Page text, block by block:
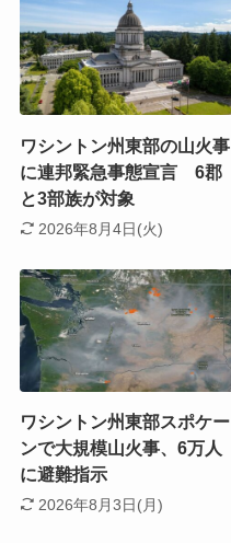
ワシントン州東部の山火事
に連邦緊急事態宣言 6郡
と3部族が対象
2026年8月4日(火)
ワシントン州東部スポケー
ンで大規模山火事、6万人
に避難指示
2026年8月3日(月)